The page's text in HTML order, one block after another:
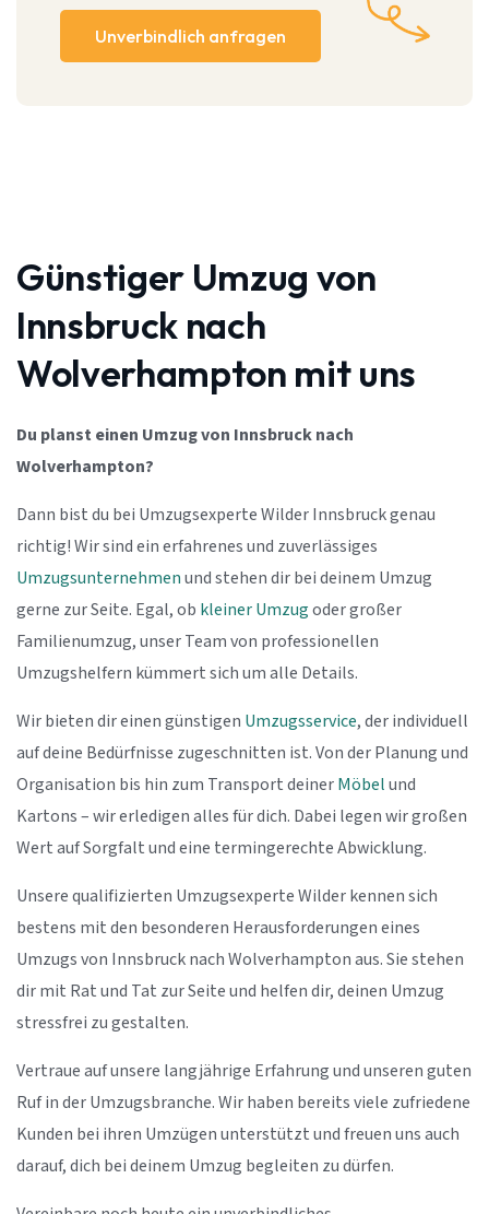
Unverbindlich anfragen
Günstiger Umzug von
Innsbruck nach
Wolverhampton mit uns
Du planst einen Umzug von Innsbruck nach
Wolverhampton?
Dann bist du bei Umzugsexperte Wilder Innsbruck genau
richtig! Wir sind ein erfahrenes und zuverlässiges
Umzugsunternehmenund stehen dir bei deinem Umzug
gerne zur Seite. Egal, ob kleiner Umzugoder großer
Familienumzug, unser Team von professionellen
Umzugshelfern kümmert sich um alle Details.
Wir bieten dir einen günstigen Umzugsservice, der individuell
auf deine Bedürfnisse zugeschnitten ist. Von der Planung und
Organisation bis hin zum Transport deinerMöbelund
Kartons – wir erledigen alles für dich. Dabei legen wir großen
Wert auf Sorgfalt und eine termingerechte Abwicklung.
Unsere qualifizierten Umzugsexperte Wilder kennen sich
bestens mit den besonderen Herausforderungen eines
Umzugs von Innsbruck nach Wolverhampton aus. Sie stehen
dir mit Rat und Tat zur Seite und helfen dir, deinen Umzug
stressfrei zu gestalten.
Vertraue auf unsere langjährige Erfahrung und unseren guten
Ruf in der Umzugsbranche. Wir haben bereits viele zufriedene
Kunden bei ihren Umzügen unterstützt und freuen uns auch
darauf, dich bei deinem Umzug begleiten zu dürfen.